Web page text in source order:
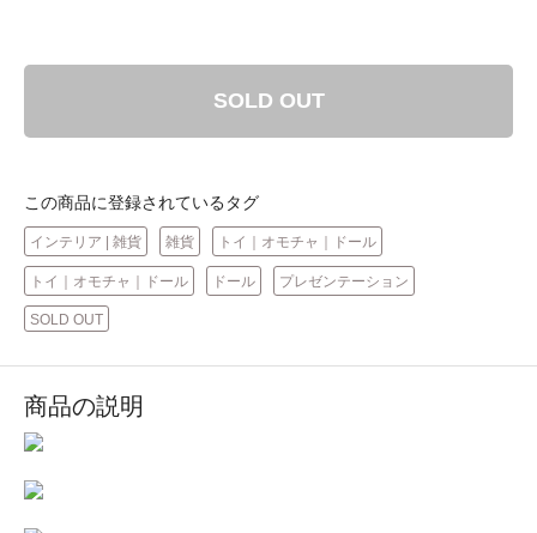
SOLD OUT
この商品に登録されているタグ
インテリア | 雑貨 雑貨 トイ｜オモチャ｜ドール
トイ｜オモチャ｜ドール ドール プレゼンテーション
SOLD OUT
商品の説明